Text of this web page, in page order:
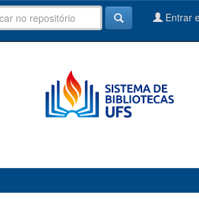
Entrar